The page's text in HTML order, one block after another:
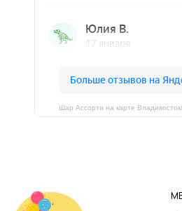
Шар Ассорти на карте